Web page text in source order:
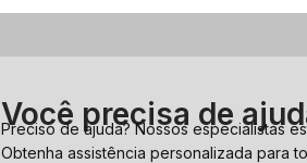
Você precisa de
Preciso de ajuda? Nossos especialistas
Obtenha assistência personalizada para